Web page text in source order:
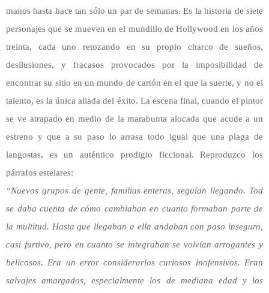
manos hasta hace tan sólo un par de semanas. Es la historia de siete
personajes que se mueven en el mundillo de Hollywood en los años
treinta, cada uno retozando en su propio charco de sueños,
desilusiones, y fracasos provocados por la imposibilidad de
encontrar su sitio en un mundo de cartón en el que la suerte, y no el
talento, es la única aliada del éxito. La escena final, cuando el pintor
se ve atrapado en medio de la marabunta alocada que acude a un
estreno y que a su paso lo arrasa todo igual que una plaga de
langostas, es un auténtico prodigio ficcional. Reproduzco los
párrafos estelares:
“Nuevos grupos de gente, familias enteras, seguían llegando. Tod
se daba cuenta de cómo cambiaban en cuanto formaban parte de
la multitud. Hasta que llegaban a ella andaban con paso inseguro,
casi furtivo, pero en cuanto se integraban se volvían arrogantes y
belicosos. Era un error considerarlos curiosos inofensivos. Eran
salvajes amargados, especialmente los de mediana edad y los